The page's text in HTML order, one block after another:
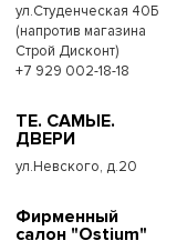
ул.Студенческая 40Б
(напротив магазина
Строй Дисконт)
+7 929 002-18-18
ТЕ. САМЫЕ.
ДВЕРИ
ул.Невского, д.20
Фирменный
салон "Ostium"